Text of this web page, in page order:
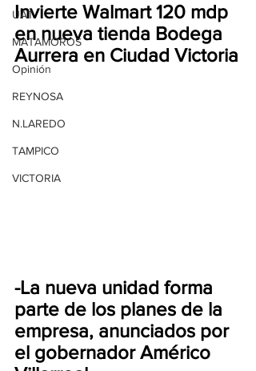
UAT
MATAMOROS
Opinión
REYNOSA
N.LAREDO
TAMPICO
VICTORIA
Invierte Walmart 120 mdp
en nueva tienda Bodega
Aurrera en Ciudad Victoria
-La nueva unidad forma
parte de los planes de la
empresa, anunciados por
el gobernador Américo